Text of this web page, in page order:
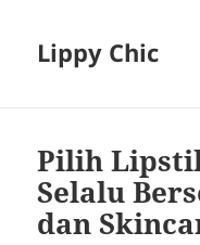
Lippy Chic
Pilih
Selalu
dan